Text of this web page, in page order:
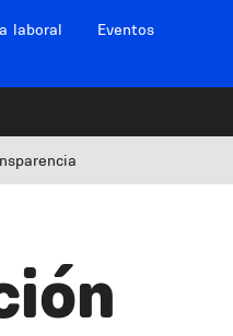
laboral Eventos